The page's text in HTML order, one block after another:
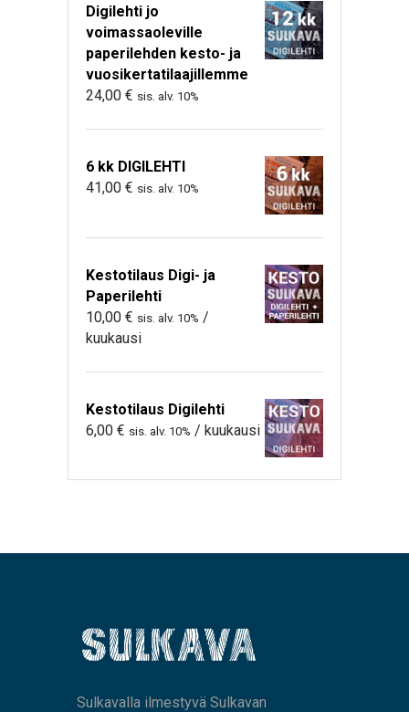
Digilehti jo
voimassaoleville
paperilehden kesto- ja
vuosikertatilaajillemme
24,00 € sis. alv. 10%
6 kk DIGILEHTI
41,00 € sis. alv. 10%
Kestotilaus Digi- ja
Paperilehti
10,00 € sis. alv. 10% /
kuukausi
Kestotilaus Digilehti
6,00 € sis. alv. 10% / kuukausi
Sulkavalla ilmestyvä Sulkavan